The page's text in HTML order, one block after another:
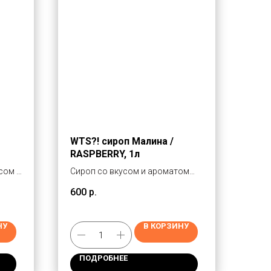
и
WTS?! сироп Малина /
RASPBERRY, 1л
Сироп со вкусом и ароматом
розово-малинового цвета
600 р.
В КОРЗИНУ
ПОДРОБНЕЕ